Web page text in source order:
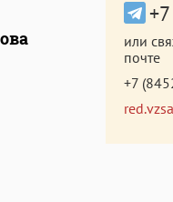
или
почте
+7